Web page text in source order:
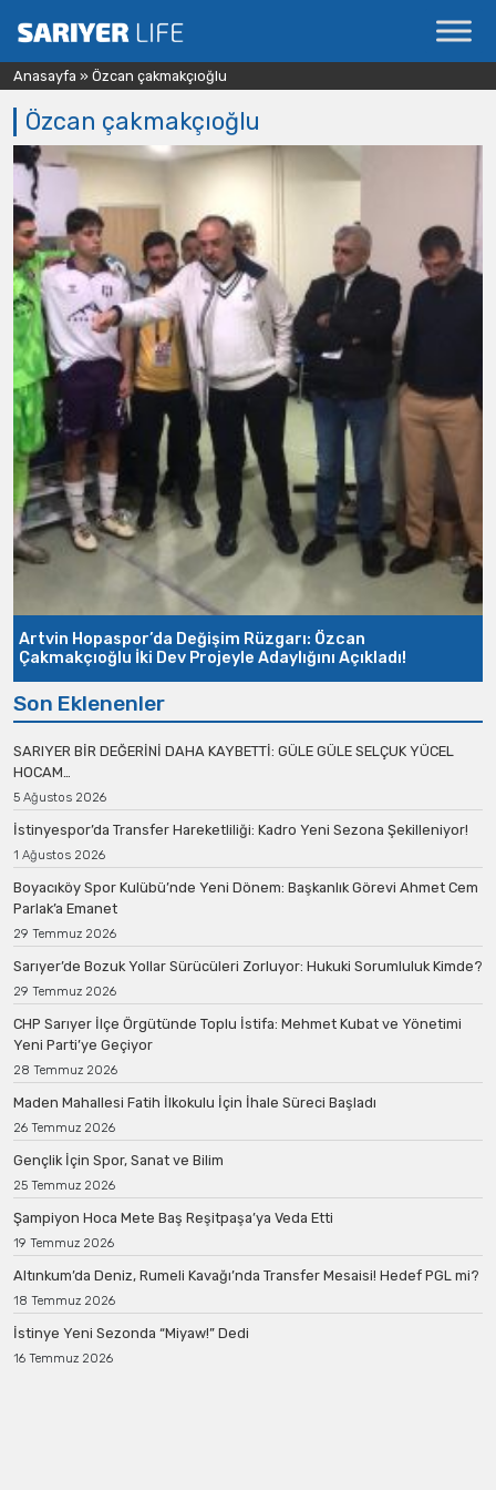
Anasayfa » Özcan çakmakçıoğlu
Özcan çakmakçıoğlu
Artvin Hopaspor’da Değişim Rüzgarı: Özcan
Çakmakçıoğlu İki Dev Projeyle Adaylığını Açıkladı!
Son Eklenenler
SARIYER BİR DEĞERİNİ DAHA KAYBETTİ: GÜLE GÜLE SELÇUK YÜCEL
HOCAM…
5 Ağustos 2026
İstinyespor’da Transfer Hareketliliği: Kadro Yeni Sezona Şekilleniyor!
1 Ağustos 2026
Boyacıköy Spor Kulübü’nde Yeni Dönem: Başkanlık Görevi Ahmet Cem
Parlak’a Emanet
29 Temmuz 2026
Sarıyer’de Bozuk Yollar Sürücüleri Zorluyor: Hukuki Sorumluluk Kimde?
29 Temmuz 2026
CHP Sarıyer İlçe Örgütünde Toplu İstifa: Mehmet Kubat ve Yönetimi
Yeni Parti’ye Geçiyor
28 Temmuz 2026
Maden Mahallesi Fatih İlkokulu İçin İhale Süreci Başladı
26 Temmuz 2026
Gençlik İçin Spor, Sanat ve Bilim
25 Temmuz 2026
Şampiyon Hoca Mete Baş Reşitpaşa’ya Veda Etti
19 Temmuz 2026
Altınkum’da Deniz, Rumeli Kavağı’nda Transfer Mesaisi! Hedef PGL mi?
18 Temmuz 2026
İstinye Yeni Sezonda “Miyaw!” Dedi
16 Temmuz 2026